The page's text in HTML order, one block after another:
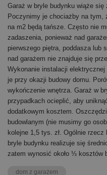
Garaż w bryle budynku wiąże się
Poczynimy je chociażby na tym,
na m2 będą tańsze. Często nie
zadaszenia, ponieważ nad
pierwszego piętra, poddasza lub
nad garażem nie znajduje się
Wykonanie instalacji
je przy okazji budowy domu.
wykończenie wnętrza. Garaż w
przypadkach ocieplić, aby
dodatkowym kosztem.
budowlanym (nie musimy go
kolejne 1,5 tys. zł. Ogólnie
bryle budynku realizuje się
zatem wynosić około ⅓ kosztów
dom z garażem